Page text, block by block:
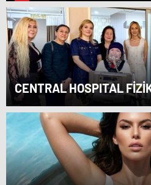
CENTRAL HOSPITAL
ROBOTİK